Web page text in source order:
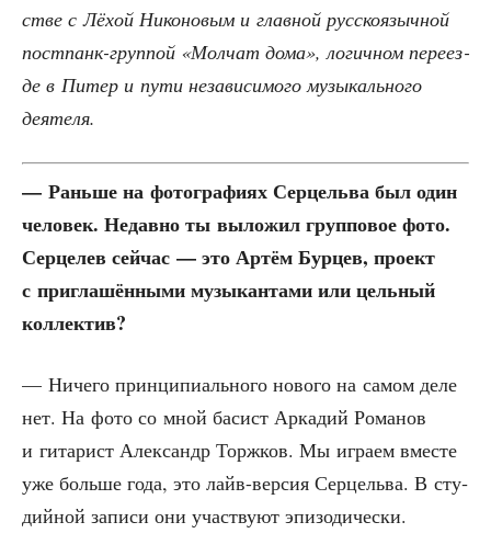
стве с Лёхой Нико­но­вым и глав­ной рус­ско­языч­ной
пост­панк-груп­пой «Мол­чат дома», логич­ном пере­ез­
де в Питер и пути неза­ви­си­мо­го музы­каль­но­го
деятеля.
— Рань­ше на фото­гра­фи­ях Сер­цель­ва был один
чело­век. Недав­но ты выло­жил груп­по­вое фото.
Сер­це­лев сей­час — это Артём Бур­цев, про­ект
с при­гла­шён­ны­ми музы­кан­та­ми или цель­ный
коллектив?
— Ниче­го прин­ци­пи­аль­но­го ново­го на самом деле
нет. На фото со мной басист Арка­дий Рома­нов
и гита­рист Алек­сандр Торж­ков. Мы игра­ем вме­сте
уже боль­ше года, это лайв-вер­сия Сер­цель­ва. В сту­
дий­ной запи­си они участ­ву­ют эпизодически.